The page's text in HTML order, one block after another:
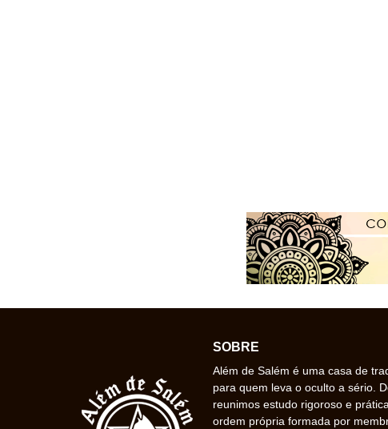
SOBRE
Além de Salém é uma casa de
para quem leva o oculto a sério.
reunimos estudo rigoroso e
ordem própria formada por